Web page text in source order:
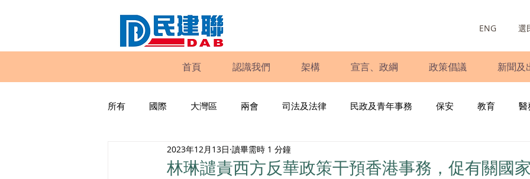
ENG 選
首頁 認識我們 架構 宣言、政綱 政策倡議 新聞及
所有 國際 大灣區 兩會 司法及法律 民政及青年事務 保安 教育 醫
工商專業 家庭
林琳譴責西方反華政策干預香港事務，促有關國
2023年12月13日 讀畢需時 1 分鐘